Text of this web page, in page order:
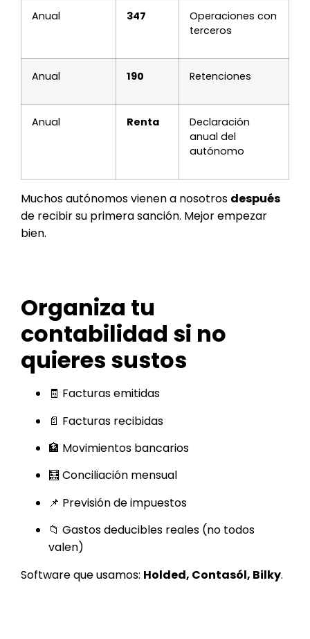
Anual 347
Operaciones con
terceros
Anual 190 Retenciones
Anual Renta
Declaración
anual del
autónomo
Muchos autónomos vienen a nosotros después
de recibir su primera sanción. Mejor empezar
bien.
Organiza tu
contabilidad si no
quieres sustos
🧾 Facturas emitidas
📄 Facturas recibidas
🏦 Movimientos bancarios
🧮 Conciliación mensual
📌 Previsión de impuestos
📁 Gastos deducibles reales (no todos
valen)
Software que usamos: Holded, Contasól, Bilky.